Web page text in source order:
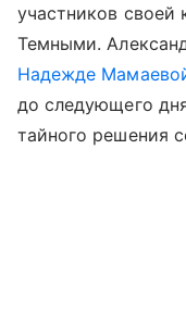
участников своей
Темными.
Надежде
до следующего
тайного решения